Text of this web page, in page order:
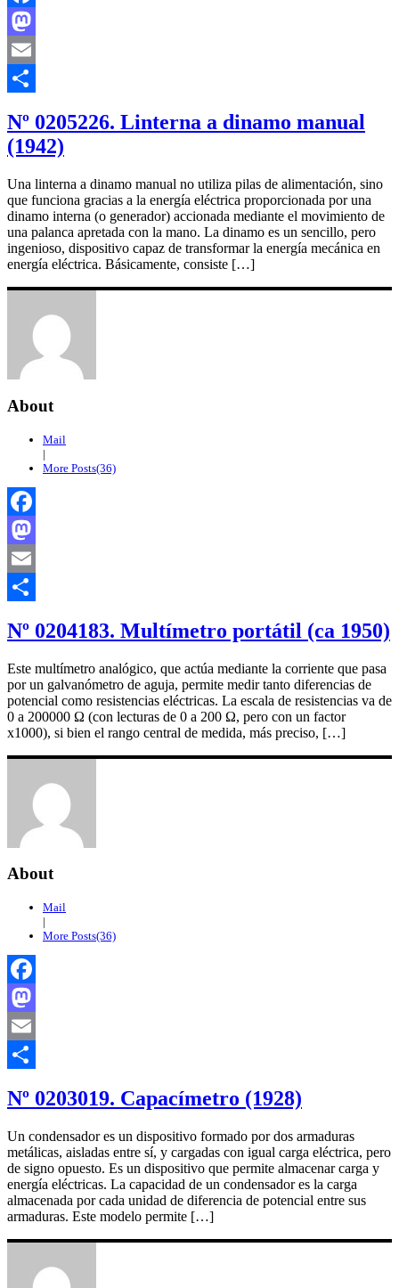
Facebook
Mastodon
Email
Nº 0205226. Linterna a dinamo manual
(1942)
Una linterna a dinamo manual no utiliza pilas de alimentación, sino
que funciona gracias a la energía eléctrica proporcionada por una
dinamo interna (o generador) accionada mediante el movimiento de
una palanca apretada con la mano. La dinamo es un sencillo, pero
ingenioso, dispositivo capaz de transformar la energía mecánica en
energía eléctrica. Básicamente, consiste […]
About
Mail
|
More Posts(36)
Facebook
Mastodon
Email
Nº 0204183. Multímetro portátil (ca 1950)
Este multímetro analógico, que actúa mediante la corriente que pasa
por un galvanómetro de aguja, permite medir tanto diferencias de
potencial como resistencias eléctricas. La escala de resistencias va de
0 a 200000 Ω (con lecturas de 0 a 200 Ω, pero con un factor
x1000), si bien el rango central de medida, más preciso, […]
About
Mail
|
More Posts(36)
Facebook
Mastodon
Email
Nº 0203019. Capacímetro (1928)
Un condensador es un dispositivo formado por dos armaduras
metálicas, aisladas entre sí, y cargadas con igual carga eléctrica, pero
de signo opuesto. Es un dispositivo que permite almacenar carga y
energía eléctricas. La capacidad de un condensador es la carga
almacenada por cada unidad de diferencia de potencial entre sus
armaduras. Este modelo permite […]